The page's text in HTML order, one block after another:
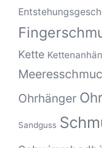
Kette
Ohrhänger
Sandguss